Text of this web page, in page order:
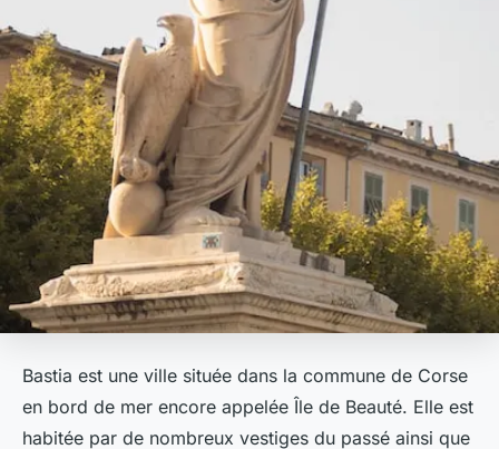
Bastia est une ville située dans la commune de Corse
en bord de mer encore appelée Île de Beauté. Elle est
habitée par de nombreux vestiges du passé ainsi que